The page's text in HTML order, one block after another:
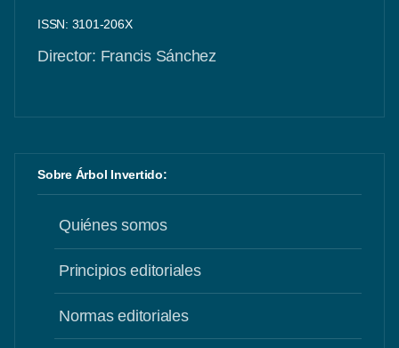
ISSN: 3101-206X
Director: Francis Sánchez
Sobre Árbol Invertido:
Quiénes somos
Principios editoriales
Normas editoriales